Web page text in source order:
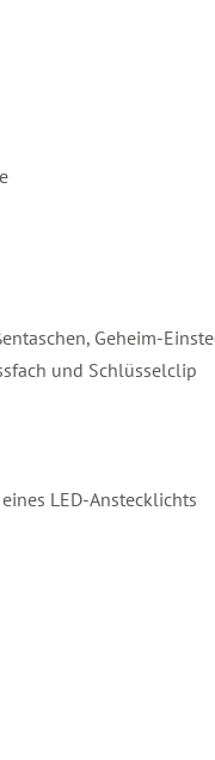
Geheim-
und Schlüsselclip
LED-Anstecklichts